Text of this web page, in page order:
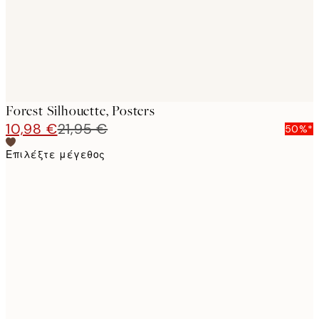
Forest Silhouette, Posters
10,98 €21,95 €
50%*
Επιλέξτε μέγεθος